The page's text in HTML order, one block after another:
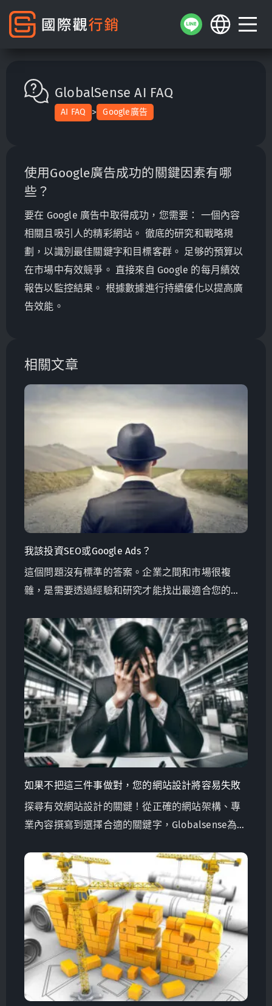
GlobalSense AI FAQ
AI FAQ > Google廣告
使用Google廣告成功的關鍵因素有哪
些？
要在 Google 廣告中取得成功，您需要： 一個內容
相關且吸引人的精彩網站。 徹底的研究和戰略規
劃，以識別最佳關鍵字和目標客群。 足够的預算以
在市場中有效競爭。 直接來自 Google 的每月績效
報告以監控結果。 根據數據進行持續優化以提高廣
告效能。
相關文章
我該投資SEO或Google Ads？
這個問題沒有標準的答案。企業之間和市場很複
雜，是需要透過經驗和研究才能找出最適合您的方
如果不把這三件事做對，您的網站設計將容易失敗
探尋有效網站設計的關鍵！從正確的網站架構、專
業內容撰寫到選擇合適的關鍵字，Globalsense為台
更多！